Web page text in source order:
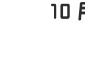
10